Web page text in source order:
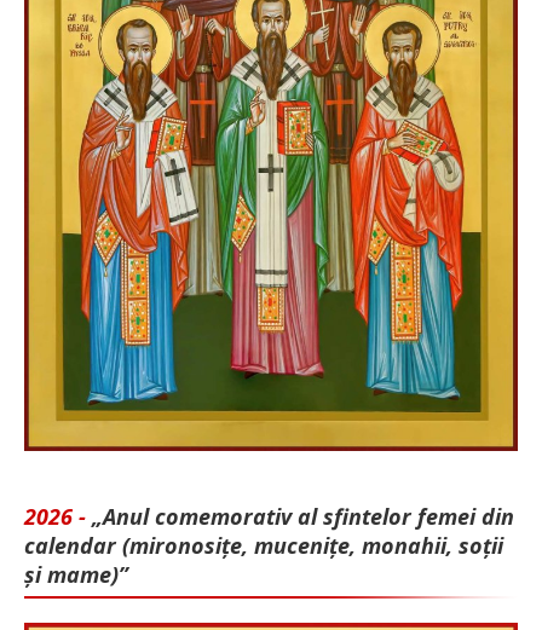
2026 - „Anul comemorativ al sfintelor femei din
calendar (mironosițe, mu­cenițe, monahii, soții
și mame)”